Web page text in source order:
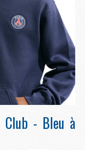
Club - Bleu à